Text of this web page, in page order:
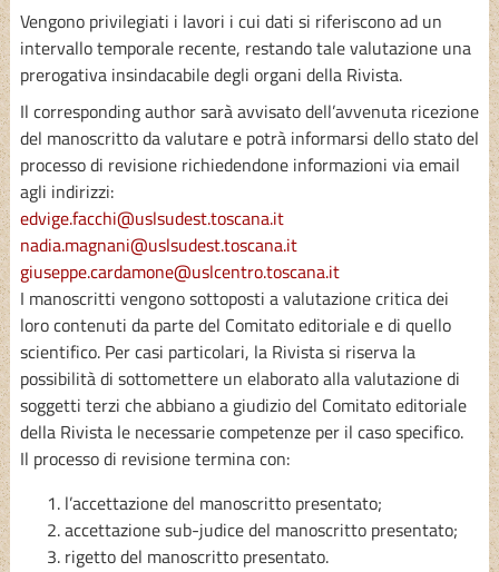
Vengono privilegiati i lavori i cui dati si riferiscono ad un
intervallo temporale recente, restando tale valutazione una
prerogativa insindacabile degli organi della Rivista.
Il corresponding author sarà avvisato dell’avvenuta ricezione
del manoscritto da valutare e potrà informarsi dello stato del
processo di revisione richiedendone informazioni via email
agli indirizzi:
edvige.facchi@uslsudest.toscana.it
nadia.magnani@uslsudest.toscana.it
giuseppe.cardamone@uslcentro.toscana.it
I manoscritti vengono sottoposti a valutazione critica dei
loro contenuti da parte del Comitato editoriale e di quello
scientifico. Per casi particolari, la Rivista si riserva la
possibilità di sottomettere un elaborato alla valutazione di
soggetti terzi che abbiano a giudizio del Comitato editoriale
della Rivista le necessarie competenze per il caso specifico.
Il processo di revisione termina con:
l’accettazione del manoscritto presentato;
accettazione sub-judice del manoscritto presentato;
rigetto del manoscritto presentato.